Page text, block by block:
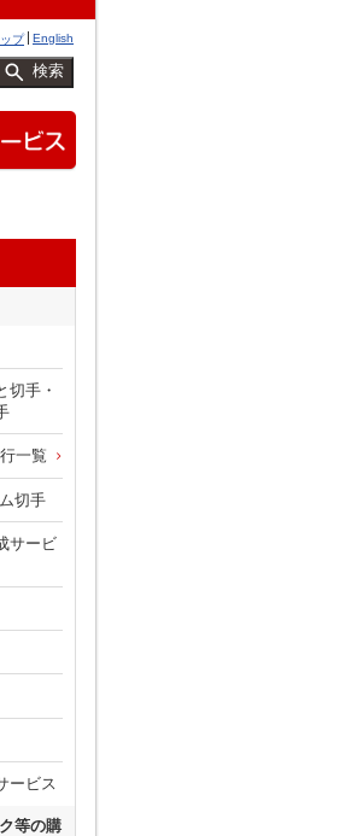
English
プ
検索
切手・
一覧
切手
サービ
ービス
等の購